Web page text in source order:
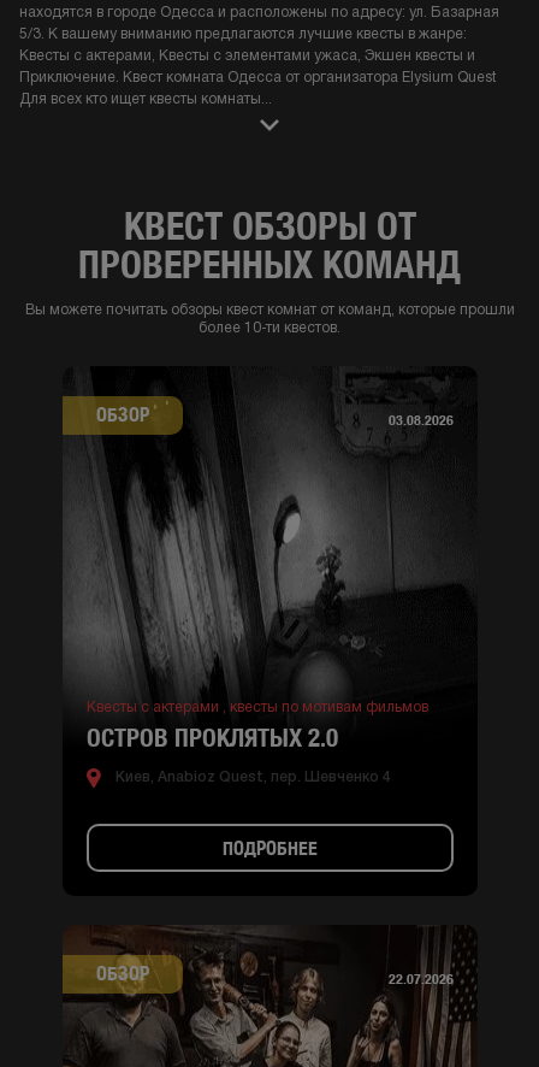
находятся в городе Одесса и расположены по адресу: ул. Базарная
5/3. К вашему вниманию предлагаются лучшие квесты в жанре:
Квесты с актерами, Квесты с элементами ужаса, Экшен квесты и
Приключение. Квест комната Одесса от организатора Elysium Quest
Для всех кто ищет квесты комнаты ...
КВЕСТ ОБЗОРЫ ОТ
ПРОВЕРЕННЫХ КОМАНД
Вы можете почитать обзоры квест комнат от команд, которые прошли
более 10-ти квестов.
ОБЗОР 03.08.2026
Квесты с актерами , квесты по мотивам фильмов
ОСТРОВ ПРОКЛЯТЫХ 2.0
Киев, Anabioz Quest, пер. Шевченко 4
ПОДРОБНЕЕ
ОБЗОР 22.07.2026